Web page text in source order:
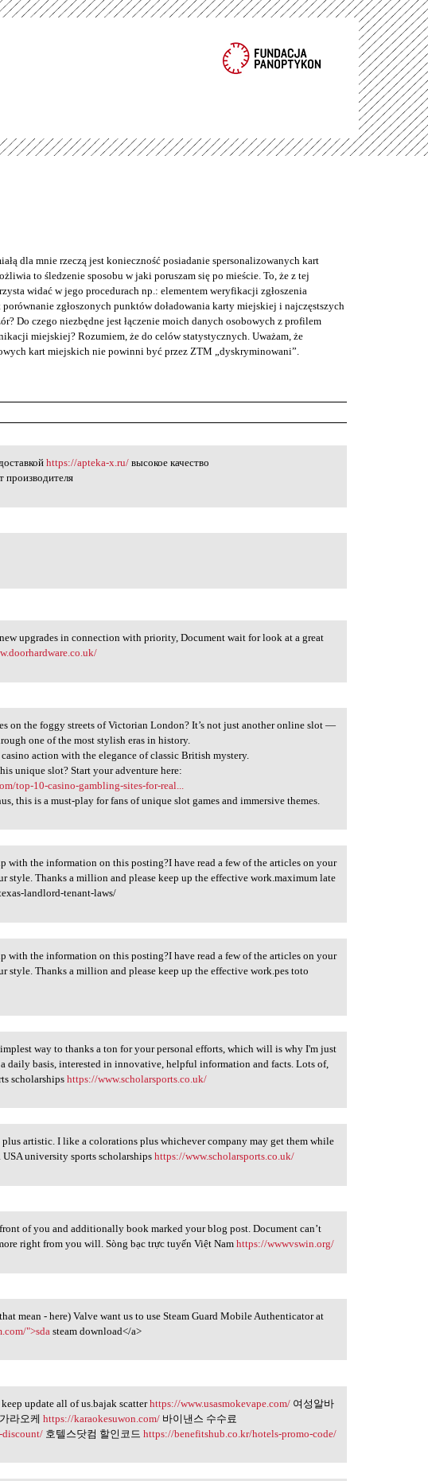
dla mnie rzeczą jest konieczność posiadanie spersonalizowanych kart
to śledzenie sposobu w jaki poruszam się po mieście. To, że z tej
widać w jego procedurach np.: elementem weryfikacji zgłoszenia
zgłoszonych punktów doładowania karty miejskiej i najczęstszych
Do czego niezbędne jest łączenie moich danych osobowych z profilem
miejskiej? Rozumiem, że do celów statystycznych. Uważam, że
kart miejskich nie powinni być przez ZTM „dyskryminowani”.
с
https://apteka-x.ru/ высокое качество
производителя
upgrades in connection with priority, Document wait for look at a great
on the foggy streets of Victorian London? It’s not just another online slot —
one of the most stylish eras in history.
action with the elegance of classic British mystery.
unique slot? Start your adventure here:
top-10-casino-gambling-sites-for-real...
this is a must-play for fans of unique slot games and immersive themes.
with the information on this posting?I have read a few of the articles on your
style. Thanks a million and please keep up the effective work.maximum late
landlord-tenant-laws/
with the information on this posting?I have read a few of the articles on your
style. Thanks a million and please keep up the effective work.pes toto
way to thanks a ton for your personal efforts, which will is why I'm just
daily basis, interested in innovative, helpful information and facts. Lots of,
scholarshipshttps://www.scholarsports.co.uk/
artistic. I like a colorations plus whichever company may get them while
university sports scholarshipshttps://www.scholarsports.co.uk/
of you and additionally book marked your blog post. Document can’t
right from you will. Sòng bạc trực tuyến Việt Namhttps://wwwvswin.org/
mean - here) Valve want us to use Steam Guard Mobile Authenticator at
">sda steam download</a>
update all of us.bajak scatterhttps://www.usasmokevape.com/ 여성알바
라오케https://karaokesuwon.com/ 바이낸스 수수료
discount/ 호텔스닷컴 할인코드https://benefitshub.co.kr/hotels-promo-code/